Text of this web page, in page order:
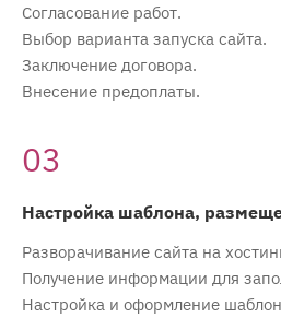
Согласование работ.
Выбор варианта запуска сайта.
Заключение договора.
Внесение предоплаты.
03
Настройка шаблона,
Разворачивание сайта на
Получение информации для
Настройка и оформление